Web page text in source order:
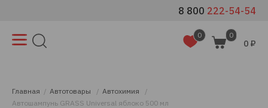
8 800 222-54-54
0 0
0 ₽
Главная Автотовары
Автохимия
Автошампунь GRASS Universal яблоко 500 мл